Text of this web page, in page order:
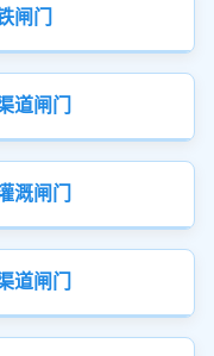
闸门
道闸门
溉闸门
道闸门